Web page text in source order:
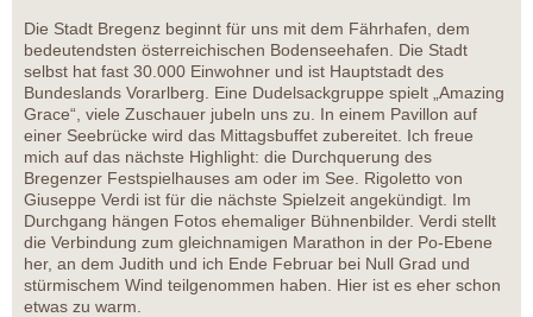
Die Stadt Bregenz beginnt für uns mit dem Fährhafen, dem
bedeutendsten österreichischen Bodenseehafen. Die Stadt
selbst hat fast 30.000 Einwohner und ist Hauptstadt des
Bundeslands Vorarlberg. Eine Dudelsackgruppe spielt „Amazing
Grace“, viele Zuschauer jubeln uns zu. In einem Pavillon auf
einer Seebrücke wird das Mittagsbuffet zubereitet. Ich freue
mich auf das nächste Highlight: die Durchquerung des
Bregenzer Festspielhauses am oder im See. Rigoletto von
Giuseppe Verdi ist für die nächste Spielzeit angekündigt. Im
Durchgang hängen Fotos ehemaliger Bühnenbilder. Verdi stellt
die Verbindung zum gleichnamigen Marathon in der Po-Ebene
her, an dem Judith und ich Ende Februar bei Null Grad und
stürmischem Wind teilgenommen haben. Hier ist es eher schon
etwas zu warm.